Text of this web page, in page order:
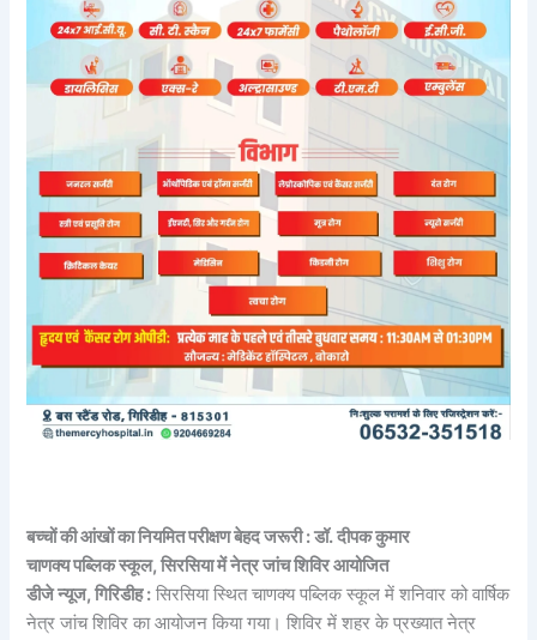
बच्चों की आंखों का नियमित परीक्षण बेहद जरूरी : डॉ. दीपक कुमार
चाणक्य पब्लिक स्कूल, सिरसिया में नेत्र जांच शिविर आयोजित
डीजे न्यूज, गिरिडीह : सिरसिया स्थित चाणक्य पब्लिक स्कूल में शनिवार को वार्षिक
नेत्र जांच शिविर का आयोजन किया गया। शिविर में शहर के प्रख्यात नेत्र